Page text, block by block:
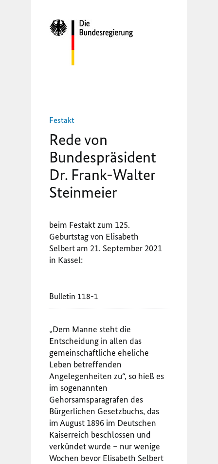
Festakt
Rede von
Bundespräsident
Dr. Frank-Walter
Steinmeier
beim Festakt zum 125.
Geburtstag von Elisabeth
Selbert am 21. September 2021
in Kassel:
Bulletin 118-1
„Dem Manne steht die
Entscheidung in allen das
gemeinschaftliche eheliche
Leben betreffenden
Angelegenheiten zu“, so hieß es
im sogenannten
Gehorsamsparagrafen des
Bürgerlichen Gesetzbuchs, das
im August 1896 im Deutschen
Kaiserreich beschlossen und
verkündet wurde – nur wenige
Wochen bevor Elisabeth Selbert